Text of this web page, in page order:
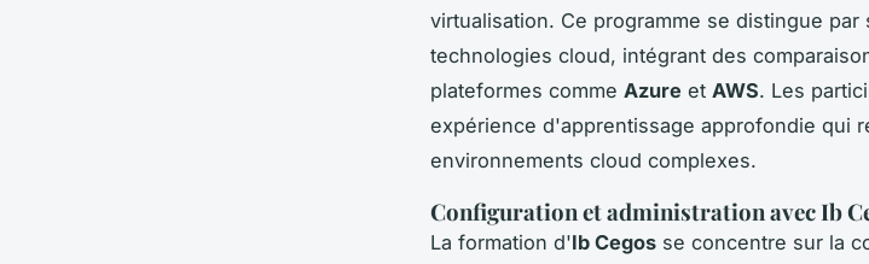
virtualisation. Ce programme se distingue
technologies cloud, intégrant des
plateformes comme Azure et AWS. Les
expérience d'apprentissage approfondie qui
environnements cloud complexes.
Configuration et administration avec Ib
La formation d'Ib Cegos se concentre sur la